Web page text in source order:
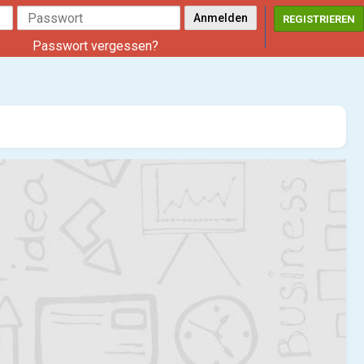
Passwort vergessen?
REGISTRIEREN